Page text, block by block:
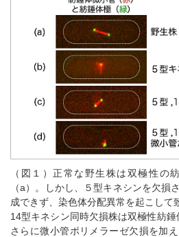
（図１）正常な野生株は双極性の
（a）。しかし、５型キネシンを欠損
成できず、染色体分配異常を起こして
14型キネシン同時欠損株は双極性紡錘
さらに微小管ポリメラーゼ欠損を加